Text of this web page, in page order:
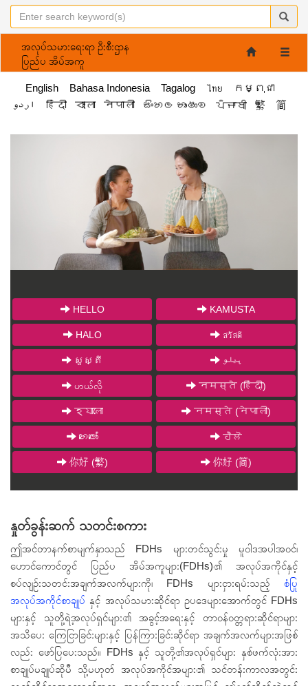
Toggle
အလုပ်သမားရေးရာ ဦးစီးဌာန
ပြည်ပ အိမ်အကူ
English Bahasa Indonesia Tagalog ไทย
កម្ពុជា
اردو
हिंदी বাংলা नेपाली සිංහල භාෂාව ਪੰਜਾਬੀ 繁 简
HELLO KAMUSTA
HALO สวัสดี
សួស្តី ہیلو
ဟယ်လို नमस्ते (हिंदी)
হ্যালো नमस्ते (नेपाली)
හෙලෝ ਹੈਲੋ
你好 (繁) 你好 (简)
နှုတ်ခွန်းဆက် သတင်းစကား
ဤအင်တာနက်စာမျက်နှာသည် FDHs များတင်သွင်းမှု မူဝါဒအပါအဝင်၊
ဟောင်ကောင်တွင် ပြည်ပ အိမ်အကူများ(FDHs)၏ အလုပ်အကိုင်နှင့်
စပ်လျဉ်းသတင်းအချက်အလက်များကို၊ FDHs များငှားရမ်းသည့် စံပြု
အလုပ်အကိုင်စာချုပ် နှင့် အလုပ်သမားဆိုင်ရာ ဥပဒေများအောက်တွင် FDHs
များနှင့် သူတို့ရဲ့အလုပ်ရှင်များ၏ အခွင့်အရေးနှင့် တာဝန်ဝတ္တရားဆိုင်ရာများ
အသိပေး ကြေငြာခြင်းများနှင့် ပြန်ကြားခြင်းဆိုင်ရာ အချက်အလက်များအဖြစ်
လည်း ဖော်ပြပေးသည်။ FDHs နှင့် သူတို့၏အလုပ်ရှင်များ နှစ်ဖက်လုံးအား
စာချုပ်မချုပ်ဆိုမီ သို့မဟုတ် အလုပ်အကိုင်အများ၏ သင်တန်းကာလအတွင်း